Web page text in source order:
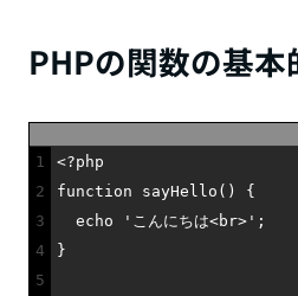
PHPの関数の基
1
2
3
4
5
<?php
function
sayHello ( )
{
echo
'こんにちは<br>' ;
}